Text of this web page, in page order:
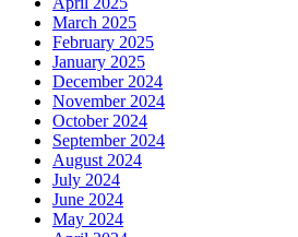
March 2025
February 2025
January 2025
December 2024
November 2024
October 2024
September 2024
August 2024
July 2024
June 2024
May 2024